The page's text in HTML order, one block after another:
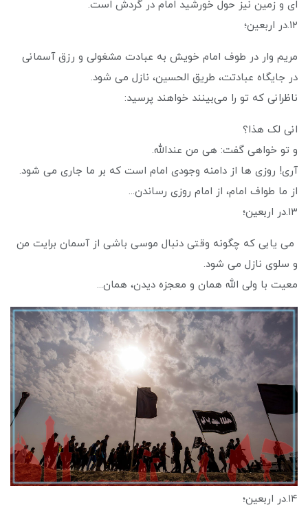
ای و زمین نیز حول خورشید امام در گردش است.
۱۲.در اربعین؛
مریم وار در طوف امام خویش به عبادت مشغولی و رزق آسمانی
در جایگاه عبادتت، طریق الحسین، نازل می شود.
ناظرانی که تو را می‌بینند خواهند پرسید:
انی لک هذا؟
و تو خواهی گفت: هی من عندالله.
آری! روزی ها از دامنه وجودی امام است که بر ما جاری می شود.
از ما طواف امام، از امام روزی رساندن...
۱۳.در اربعین؛
می یابی که چگونه وقتی دنبال موسی باشی از آسمان برایت من
و سلوی نازل می شود.
معیت با ولی الله همان و معجزه دیدن، همان...
۱۴.در اربعین؛